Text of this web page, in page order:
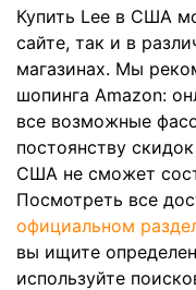
Купить Lee в США
сайте, так и в
магазинах. Мы
шопинга Amazon:
все возможные
постоянству
США не сможет
Посмотреть все
официальном
вы ищите
используйте